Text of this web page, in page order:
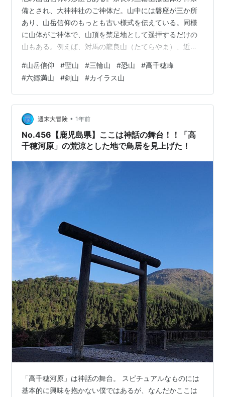
備とされ、大神神社のご神体だ。山中には磐座が三か所
あり、山岳信仰のもっとも古い様式を伝えている。同様
に山体がご神体で、山頂を禁足地として遥拝するだけの
山もある。例えば、対馬の龍良山（たてらやま）、近江
に慈覚大師（円仁）が開山し、後に曹洞宗の宏智聚覚が
中興した。しかし、信仰の基本は地蔵信仰で、宇曽利
湖、極楽浜、百三十六地獄などの景観で「死者に会え
る・死者を弔う山」の様相を呈する。同様の仮想現実
は、月山、葉山、白山、立山、高野山、那智妙法山など
にある。 両子山は国東半島の盟主だ。この地に養老年…
#山岳信仰 #聖山 #三輪山 #恐山 #高千穂峰
#六郷満山 #剣山 #カイラス山
週末大冒険 • 1年前
No.456【鹿児島県】ここは神話の舞台！！「高
千穂河原」の荒涼とした地で鳥居を見上げた！
「高千穂河原」は神話の舞台。 スピチュアルなものには
基本的に興味を抱かない僕ではあるが、なんだかここは